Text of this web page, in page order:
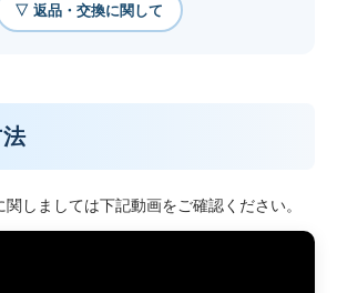
▽ 返品・交換に関して
しましては下記動画をご確認ください。